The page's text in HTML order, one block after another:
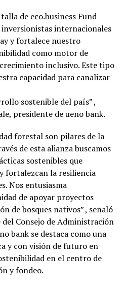
de eco.business Fund
internacionales
y fortalece nuestro
como motor de
inclusivo. Este tipo
capacidad para canalizar
sostenible del país” ,
presidente de ueno bank.
forestal son pilares de la
de esta alianza buscamos
sostenibles que
fortalezcan la resiliencia
Nos entusiasma
de apoyar proyectos
de bosques nativos” , señaló
Consejo de Administración
bank se destaca como una
y con visión de futuro en
en el centro de
y fondeo.